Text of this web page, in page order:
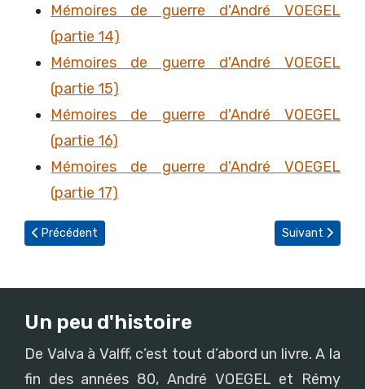
Mémoires de guerre d'André VOEGEL
(partie 14)
Mémoires de guerre d'André VOEGEL
(partie 15)
Mémoires de guerre d'André VOEGEL
(partie 16)
Mémoires de guerre d'André VOEGEL
(partie 17)
Article précédent : Ouille ouille ouille !
Précédent Article suivant :
Suivant
Un peu d'histoire
De Valva à Valff, c’est tout d’abord un livre. A la
fin des années 80, André VOEGEL et Rémy